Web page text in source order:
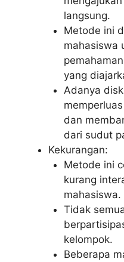
langsung.
Metode ini
mahasiswa
yang
Adanya
dan
dari sudut
Kekurangan:
Metode ini
kurang
mahasiswa.
Tidak
kelompok.
Beberapa